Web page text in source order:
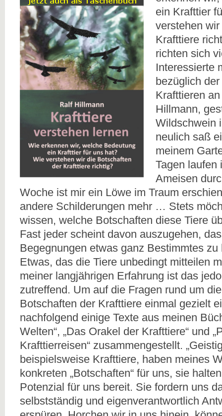
ein Krafttier
verstehen
Krafttiere
richten sich
Interessierte
bezüglich
Krafttieren
Hillmann,
Wildschwein
neulich saß
meinem
Tagen laufen
Ameisen
Woche ist mir ein Löwe im Traum
andere Schilderungen mehr … Stets
wissen, welche Botschaften diese Tiere
Fast jeder scheint davon auszugehen,
Begegnungen etwas ganz Bestimmtes zu
Etwas, das die Tiere unbedingt mitteilen
meiner langjährigen Erfahrung ist das
zutreffend. Um auf die Fragen rund um
Botschaften der Krafttiere einmal gezielt
nachfolgend einige Texte aus meinen
Welten“, „Das Orakel der Krafttiere“ und
Krafttierreisen“ zusammengestellt.
beispielsweise Krafttiere, haben meines
konkreten „Botschaften“ für uns, sie
Potenzial für uns bereit. Sie fordern uns
selbstständig und eigenverantwortlich